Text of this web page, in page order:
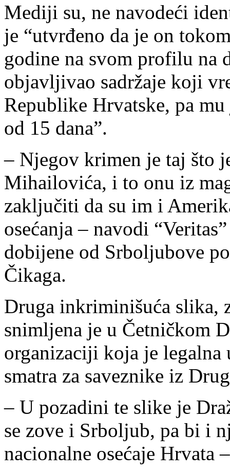
Mediji su, ne navodeći
je “utvrđeno da je on
godine na svom profilu na
objavljivao sadržaje koji
Republike Hrvatske, pa
od 15 dana”.
– Njegov krimen je taj što
Mihailovića, i to onu iz
zaključiti da su im i
osećanja – navodi
dobijene od Srboljubove
Čikaga.
Druga inkriminišuća slika,
snimljena je u Četničkom
organizaciji koja je
smatra za saveznike iz
– U pozadini te slike je
se zove i Srboljub, pa bi i
nacionalne osećaje Hrvata